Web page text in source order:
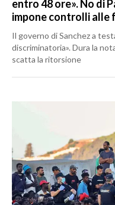
entro 48 ore». No di
impone controlli alle
Il governo di Sanchez a
discriminatoria». Dura la
scatta la ritorsione